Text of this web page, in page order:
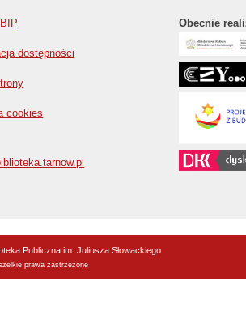
dostępności
cookies
Obecnie
Publiczna im. Juliusza Słowackiego
prawa zastrzeżone